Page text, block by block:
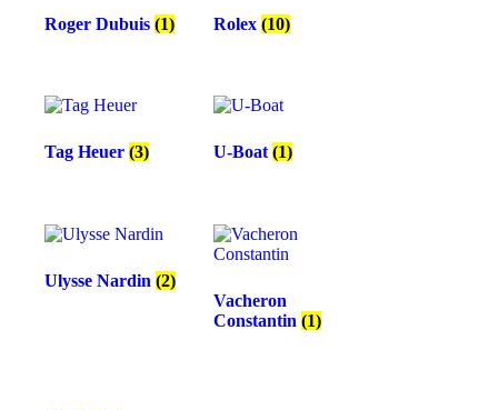
Roger Dubuis (1) Rolex (10)
Tag Heuer (3) U-Boat(1)
Ulysse Nardin (2)
Vacheron
Constantin (1)